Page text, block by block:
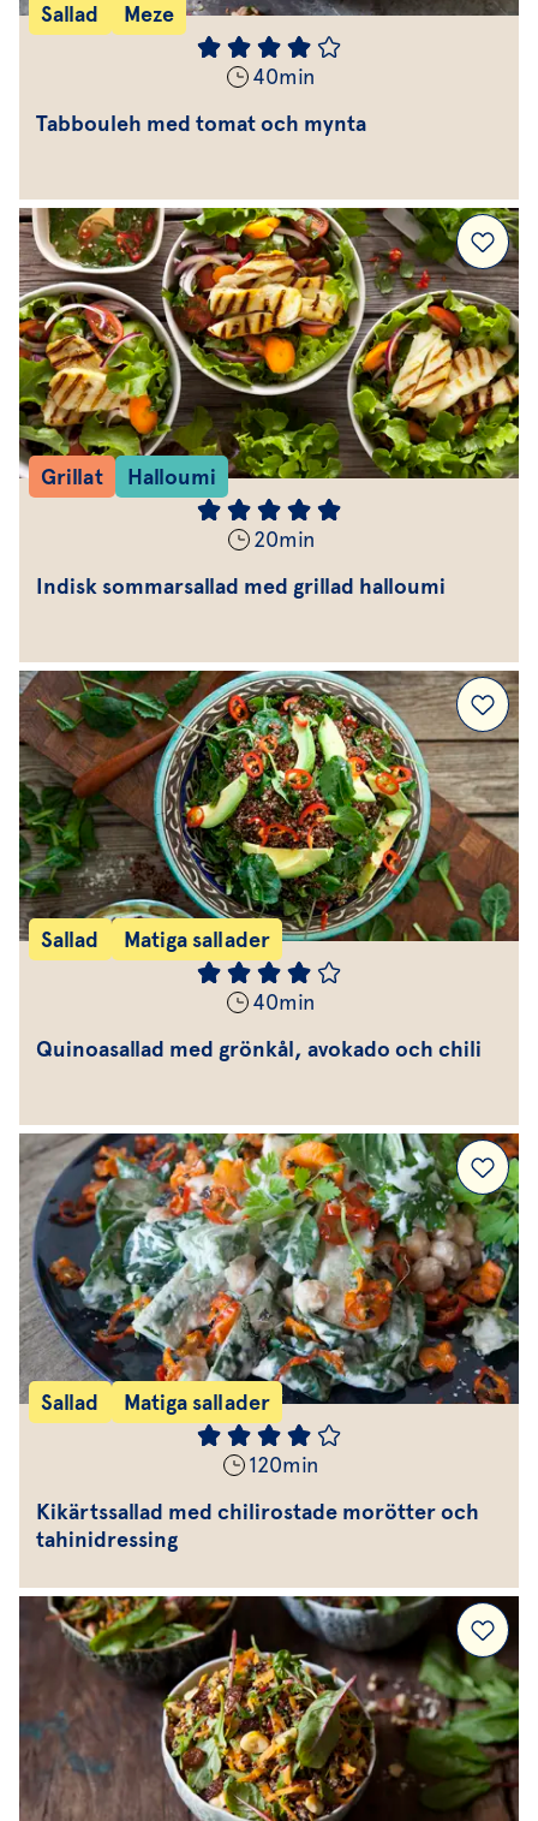
Sallad Meze
40min
Tabbouleh med tomat och mynta
Grillat Halloumi
20min
Indisk sommarsallad med grillad halloumi
Sallad Matiga sallader
40min
Quinoasallad med grönkål, avokado och chili
Sallad Matiga sallader
120min
Kikärtssallad med chilirostade morötter och
tahinidressing